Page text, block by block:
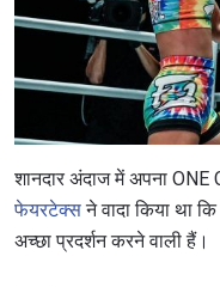
शानदार अंदाज में अपना
फेयरटेक्सने वादा किया था
अच्छा प्रदर्शन करने वाली हैं।